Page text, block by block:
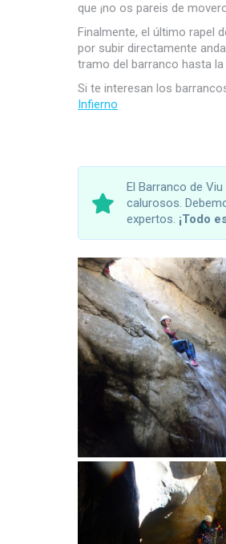
que ¡no os pareis de
Finalmente, el último rapel
por subir directamente
tramo del barranco hasta
Si te interesan los
Infierno
El Barranco de
calurosos.
expertos. ¡Todo